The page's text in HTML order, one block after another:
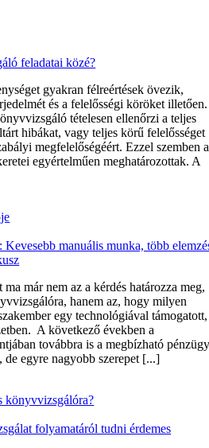
feladatai közé?
gyakran félreértések övezik,
és a felelősségi köröket illetően.
tételesen ellenőrzi a teljes
hibákat, vagy teljes körű felelősséget
megfelelőségéért. Ezzel szemben a
egyértelműen meghatározottak. A
manuális munka, több
már nem az a kérdés határozza meg,
hanem az, hogy milyen
egy technológiával támogatott,
A következő években a
továbbra is a megbízható
egyre nagyobb szerepet [...]
folyamatáról tudni érdemes